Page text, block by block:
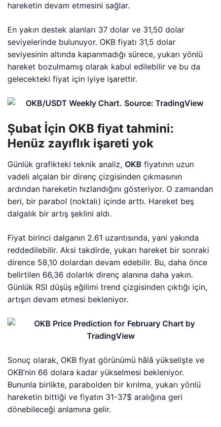
hareketin devam etmesini sağlar.
En yakın destek alanları 37 dolar ve 31,50 dolar
seviyelerinde bulunuyor. OKB fiyatı 31,5 dolar
seviyesinin altında kapanmadığı sürece, yukarı yönlü
hareket bozulmamış olarak kabul edilebilir ve bu da
gelecekteki fiyat için iyiye işarettir.
Şubat İçin OKB fiyat tahmini:
Henüz zayıflık işareti yok
Günlük grafikteki teknik analiz,OKB fiyatının uzun
vadeli alçalan bir direnç çizgisinden çıkmasının
ardından hareketin hızlandığını gösteriyor. O zamandan
beri, bir parabol (noktalı) içinde arttı. Hareket beş
dalgalık bir artış şeklini aldı.
Fiyat birinci dalganın 2.61 uzantısında, yani yakında
reddedilebilir. Aksi takdirde, yukarı hareket bir sonraki
dirence 58,10 dolardan devam edebilir. Bu, daha önce
belirtilen 66,36 dolarlık direnç alanına daha yakın.
Günlük RSI düşüş eğilimi trend çizgisinden çıktığı için,
artışın devam etmesi bekleniyor.
Sonuç olarak, OKB fiyat görünümü hâlâ yükselişte ve
OKB’nin 66 dolara kadar yükselmesi bekleniyor.
Bununla birlikte, parabolden bir kırılma, yukarı yönlü
hareketin bittiği ve fiyatın 31-37$ aralığına geri
dönebileceği anlamına gelir.